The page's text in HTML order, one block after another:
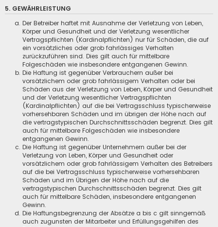
5. GEWÄHRLEISTUNG
Der Betreiber haftet mit Ausnahme der Verletzung von Leben,
Körper und Gesundheit und der Verletzung wesentlicher
Vertragspflichten (Kardinalpflichten) nur für Schäden, die auf
ein vorsätzliches oder grob fahrlässiges Verhalten
zurückzuführen sind. Dies gilt auch für mittelbare
Folgeschäden wie insbesondere entgangenen Gewinn.
Die Haftung ist gegenüber Verbrauchern außer bei
vorsätzlichem oder grob fahrlässigem Verhalten oder bei
Schäden aus der Verletzung von Leben, Körper und Gesundheit
und der Verletzung wesentlicher Vertragspflichten
(Kardinalpflichten) auf die bei Vertragsschluss typischerweise
vorhersehbaren Schäden und im übrigen der Höhe nach auf
die vertragstypischen Durchschnittsschäden begrenzt. Dies gilt
auch für mittelbare Folgeschäden wie insbesondere
entgangenen Gewinn.
Die Haftung ist gegenüber Unternehmern außer bei der
Verletzung von Leben, Körper und Gesundheit oder
vorsätzlichem oder grob fahrlässigem Verhalten des Betreibers
auf die bei Vertragsschluss typischerweise vorhersehbaren
Schäden und im Übrigen der Höhe nach auf die
vertragstypischen Durchschnittsschäden begrenzt. Dies gilt
auch für mittelbare Schäden, insbesondere entgangenen
Gewinn.
Die Haftungsbegrenzung der Absätze a bis c gilt sinngemäß
auch zugunsten der Mitarbeiter und Erfüllungsgehilfen des